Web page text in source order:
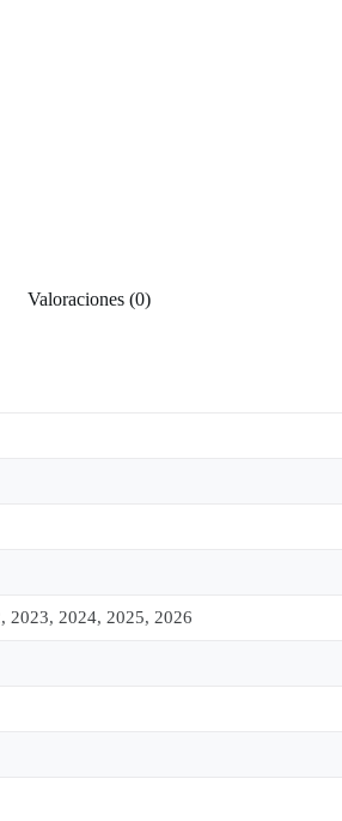
Valoraciones (0)
2023, 2024, 2025, 2026